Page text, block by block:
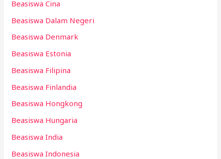
Beasiswa Cina
Beasiswa Dalam Negeri
Beasiswa Denmark
Beasiswa Estonia
Beasiswa Filipina
Beasiswa Finlandia
Beasiswa Hongkong
Beasiswa Hungaria
Beasiswa India
Beasiswa Indonesia